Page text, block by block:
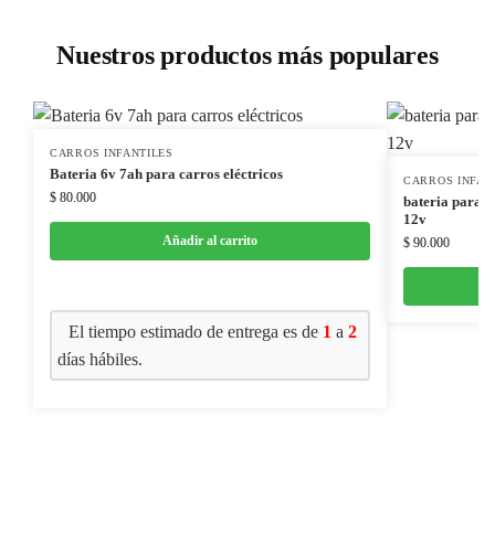
Nuestros productos más populares
CARROS INFANTILES
Bateria 6v 7ah para carros eléctricos
$ 80.000
Añadir al carrito
El tiempo estimado de entrega es de 1 a 2
días hábiles.
CARROS
bateria para
12v
$ 90.000